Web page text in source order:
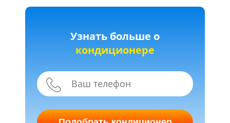
Узнать больше о
кондиционере